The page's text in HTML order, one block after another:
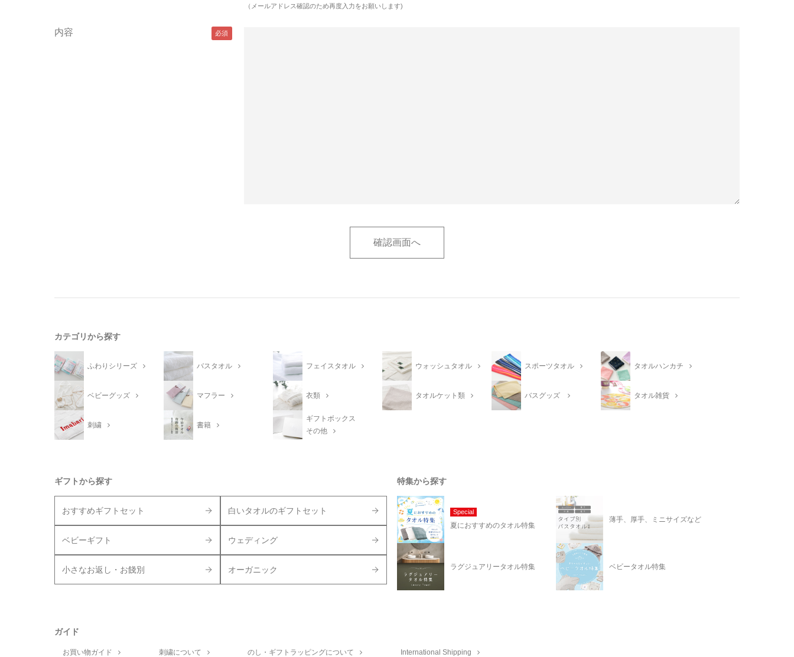
（メールアドレス確認のため再度入力をお願いします)
内容
カテゴリから探す
ふわりシリーズ バスタオル フェイスタオル ウォッシュタオル スポーツタオル タオルハンカチ
ベビーグッズ マフラー 衣類 タオルケット類 バスグッズ タオル雑貨
刺繍 書籍
ギフトボックス
その他
ギフトから探す
おすすめギフトセット 白いタオルのギフトセット
ベビーギフト ウェディング
小さなお返し・お餞別 オーガニック
特集から探す
Special
夏におすすめのタオル特集
薄手、厚手、ミニサイズなど
ラグジュアリータオル特集 ベビータオル特集
ガイド
お買い物ガイド 刺繍について のし・ギフトラッピングについて International Shipping